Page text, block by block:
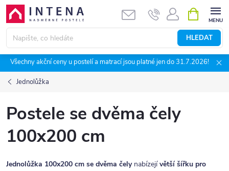
Přejít
obsah
HLEDAT
NÁKUPNÍ
KOŠÍK
Všechny akční ceny u postelí a matrací jsou platné jen do 31.7.2026!
Jednolůžka
Postele se dvěma čely
100x200 cm
Jednolůžka 100x200 cm se dvěma čelynabízejívětší šířku pro